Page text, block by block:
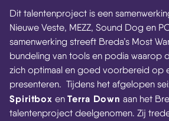
Dit talentenproject is een
Nieuwe Veste, MEZZ, Sound Dog en
samenwerking streeft Breda’s Most
bundeling van tools en podia waarop
zich optimaal en goed voorbereid op
presenteren. Tijdens het afgelopen
Spiritbox enTerra Down aan het
talentenproject deelgenomen. Zij